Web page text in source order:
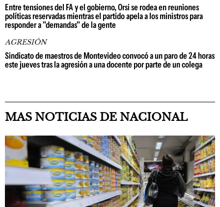
Entre tensiones del FA y el gobierno, Orsi se rodea en reuniones
políticas reservadas mientras el partido apela a los ministros para
responder a "demandas" de la gente
AGRESIÓN
Sindicato de maestros de Montevideo convocó a un paro de 24 horas
este jueves tras la agresión a una docente por parte de un colega
MAS NOTICIAS DE NACIONAL